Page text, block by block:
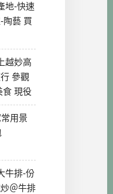
地-快速
陶藝 買
越妙高
參觀
食 現役
用景
牛排-份
＠牛排